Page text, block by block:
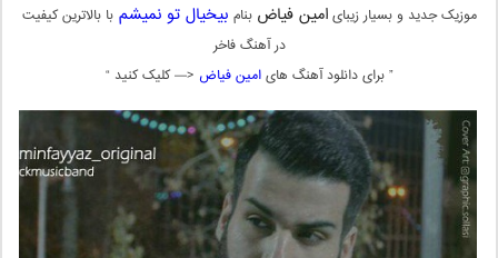
موزیک جدید و بسیار زیبایامین فیاض بنام بیخیال تو نمیشمبا بالاترین کیفیت
در آهنگ فاخر
” برای دانلود آهنگ هایامین فیاض <— کلیک کنید “